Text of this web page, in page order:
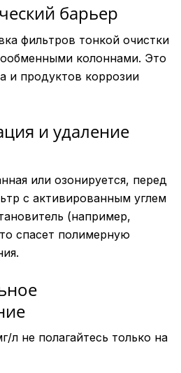
барьер
фильтров тонкой очистки
колоннами. Это
и продуктов коррозии
и удаление
или озонируется, перед
с активированным углем
(например,
спасет полимерную
л не полагайтесь только на